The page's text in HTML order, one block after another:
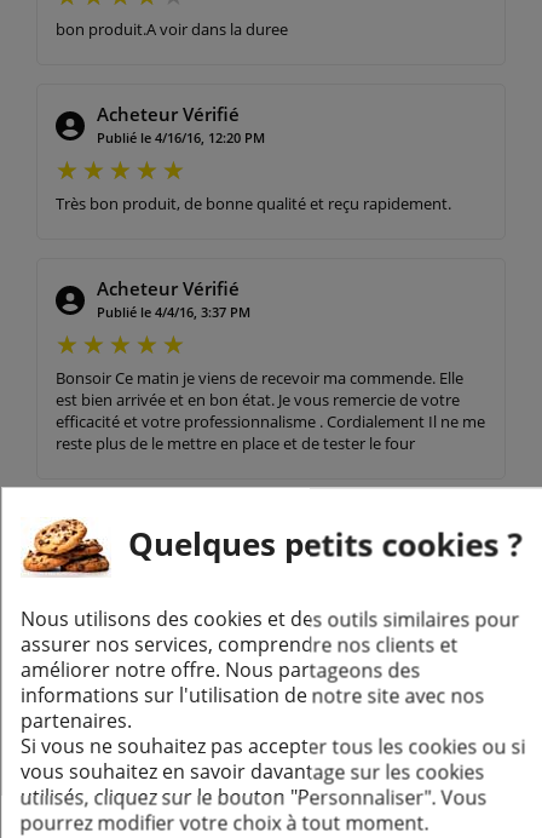
bon produit.A voir dans la duree
Acheteur Vérifié
Publié le 4/16/16, 12:20 PM
Très bon produit, de bonne qualité et reçu rapidement.
Acheteur Vérifié
Publié le 4/4/16, 3:37 PM
Bonsoir Ce matin je viens de recevoir ma commende. Elle
est bien arrivée et en bon état. Je vous remercie de votre
efficacité et votre professionnalisme . Cordialement Il ne me
reste plus de le mettre en place et de tester le four
Quelques petits cookies ?
Nous utilisons des cookies et des outils similaires pour
assurer nos services, comprendre nos clients et
améliorer notre offre. Nous partageons des
informations sur l'utilisation de notre site avec nos
partenaires.
Si vous ne souhaitez pas accepter tous les cookies ou si
vous souhaitez en savoir davantage sur les cookies
utilisés, cliquez sur le bouton "Personnaliser".Vous
pourrez modifier votre choix à tout moment.